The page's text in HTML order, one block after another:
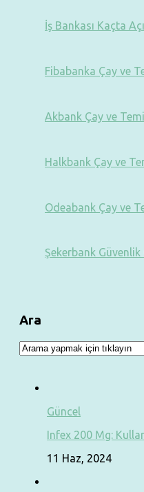
İş Bankası Kaçta
Fibabanka Çay ve
Akbank Çay ve
Halkbank Çay ve
Odeabank Çay ve
Şekerbank
Ara
Güncel
Infex 200 Mg:
11 Haz, 2024